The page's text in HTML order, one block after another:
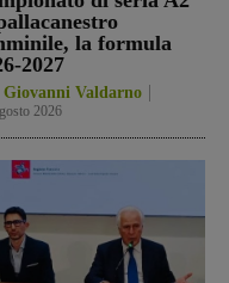
la formula
2027
Giovanni Valdarno
2026